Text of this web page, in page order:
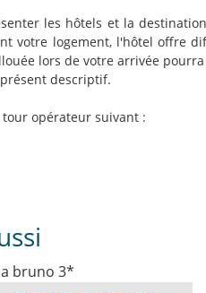
les hôtels et la
votre logement, l'hôtel offre
lors de votre arrivée
descriptif.
opérateur suivant :